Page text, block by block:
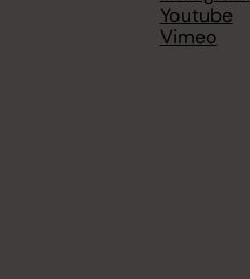
Youtube
Vimeo